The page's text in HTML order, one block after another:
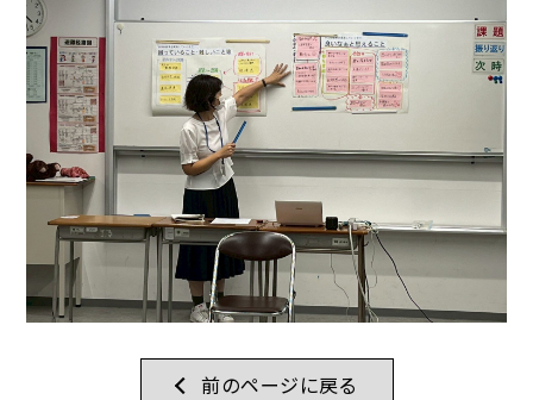
前のページに戻る